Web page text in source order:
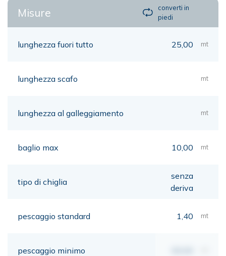
Misure
converti in
piedi
lunghezza fuori tutto 25,00 mt
lunghezza scafo mt
lunghezza al galleggiamento mt
baglio max 10,00 mt
tipo di chiglia
senza
deriva
pescaggio standard 1,40 mt
pescaggio minimo